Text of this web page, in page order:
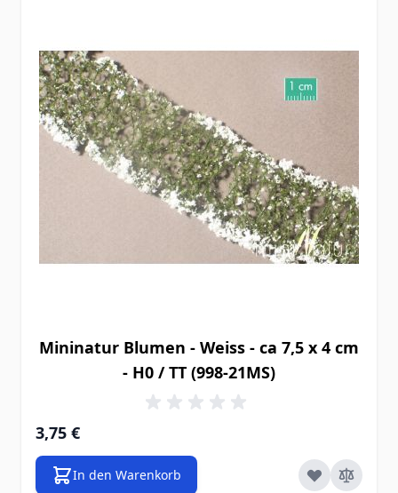
Mininatur Blumen - Weiss - ca 7,5 x 4 cm
- H0 / TT (998-21MS)
3,75 €
In den Warenkorb